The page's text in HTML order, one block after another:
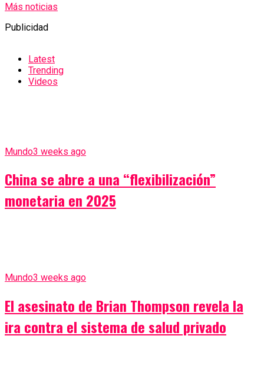
Más noticias
Publicidad
Latest
Trending
Videos
Mundo3 weeks ago
China se abre a una “flexibilización”
monetaria en 2025
Mundo3 weeks ago
El asesinato de Brian Thompson revela la
ira contra el sistema de salud privado